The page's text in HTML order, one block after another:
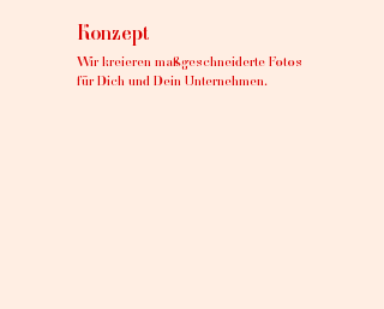
Konzept
Wir kreieren maßgeschneiderte Fotos
für Dich und Dein Unternehmen.